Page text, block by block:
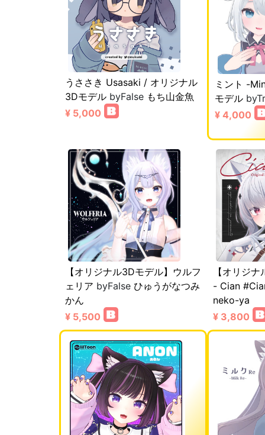
うささき Usasaki / オリジナル
3Dモデル byFalse もち山金魚
¥ 5,000
ミント -
モデル
¥ 4,000
【オリジナル3Dモデル】ウルフ
ェリア byFalse ひゅうがなつみ
かん
¥ 5,500
【オリジ
- Cian
neko-ya
¥ 3,800